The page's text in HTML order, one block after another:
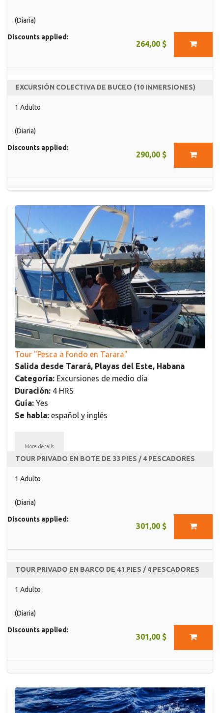
(Diaria)
264,00 $
Discounts applied:
EXCURSIÓN COLECTIVA DE BUCEO (10 INMERSIONES)
1 Adulto
(Diaria)
290,00 $
Discounts applied:
Tour "Pesca a fondo en Tarara"
Salida desde Tarará, Playas del Este, Habana
Categoría: Excursiones de medio día
Duración: 4 HRS
Guía: Yes
Se habla: español y inglés
More details
TOUR PRIVADO EN BOTE DE 33 PIES / 4 PESCADORES
1 Adulto
(Diaria)
301,00 $
Discounts applied:
TOUR PRIVADO EN BARCO DE 41 PIES / 4 PESCADORES
1 Adulto
(Diaria)
301,00 $
Discounts applied: